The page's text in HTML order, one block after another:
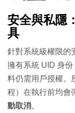
安全與私隱
具
針對系統級權限的
擁有系統 UID 身
料仍需用戶授權。
程）在執行前均會
動取消。